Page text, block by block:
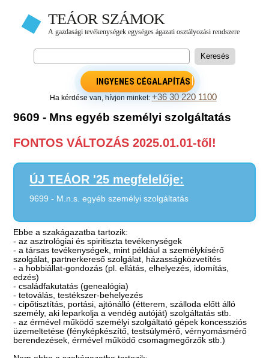
INGYENES CÉGALAPÍTÁS
Ha kérdése van, hívjon minket:+36 30 220 1100
9609 - Mns egyéb személyi szolgáltatás
FONTOS VÁLTOZÁS 2025.01.01-től!
ÚJ TEÁOR '25 megfelelője:
9699 - M.n.s. egyéb személyi szolgáltatás
Ebbe a szakágazatba tartozik:
- az asztrológiai és spiritiszta tevékenységek
- a társas tevékenységek, mint például a személykísérő
szolgálat, partnerkereső szolgálat, házasságközvetítés
- a hobbiállat-gondozás (pl. ellátás, elhelyezés, idomítás,
edzés)
- családfakutatás (genealógia)
- tetoválás, testékszer-behelyezés
- cipőtisztítás, portási, ajtónálló (étterem, szálloda előtt álló
személy, aki leparkolja a vendég autóját) szolgáltatás stb.
- az érmével működő személyi szolgáltató gépek koncessziós
üzemeltetése (fényképkészítő, testsúlymérő, vérnyomásmérő
berendezések, érmével működő csomagmegőrzők stb.)